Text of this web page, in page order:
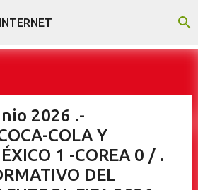
contenido principal
2026 .-
COLA Y
1 -COREA 0 / .
DEL